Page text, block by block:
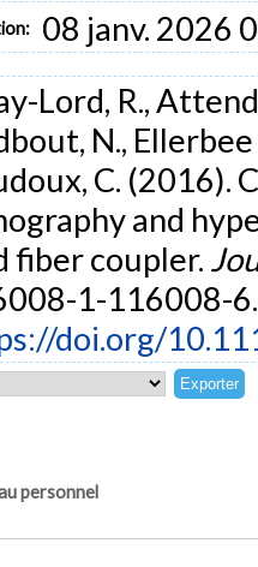
08 janv. 2026
Lord, R.,
N.,
C. (2016).
and
fiber coupler.
1-116008-6.
doi.org/
personnel